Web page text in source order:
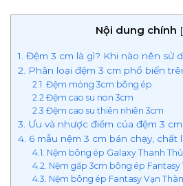
Nội dung chính [
1. Đệm 3 cm là gì? Khi nào nên sử
2. Phân loại đệm 3 cm phổ biến
2.1 Đệm mỏng 3cm bông ép
2.2 Đệm cao su non 3cm
2.3 Đệm cao su thiên nhiên 3cm
3. Ưu và nhược điểm của đệm 3
4. 6 mẫu nệm 3 cm bán chạy, chất
4.1. Nệm bông ép Galaxy Thanh
4.2. Nệm gấp 3cm bông ép Fantasy
4.3. Nệm bông ép Fantasy Vạn